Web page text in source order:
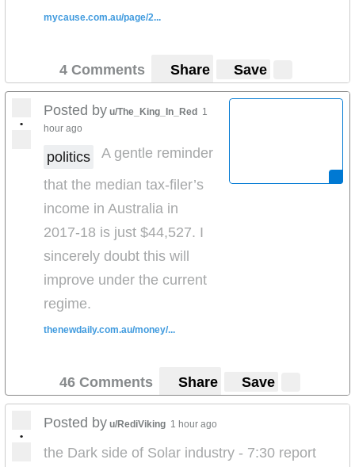
mycause.com.au/page/2...
4 Comments Share Save
•
Posted by u/The_King_In_Red 1
hour ago
politics
A gentle reminder
that the median tax-filer’s
income in Australia in
2017-18 is just $44,527. I
sincerely doubt this will
improve under the current
regime.
thenewdaily.com.au/money/...
46 Comments Share Save
•
Posted by u/RediViking 1 hour ago
the Dark side of Solar industry - 7:30 report